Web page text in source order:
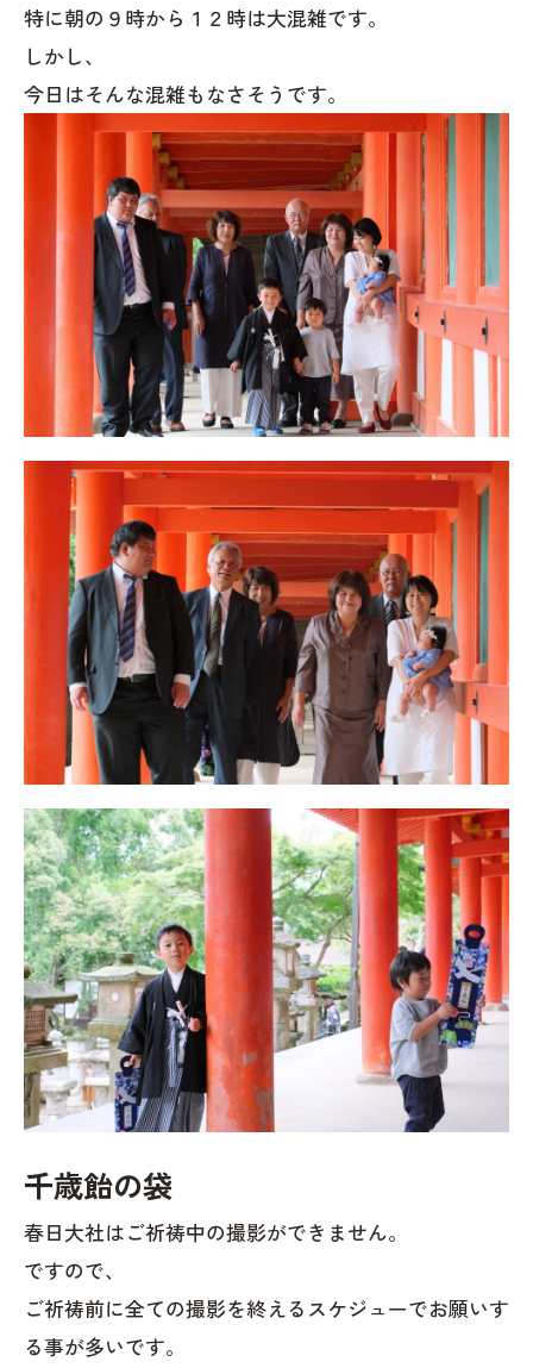
特に朝の９時から１２時は大混雑です。
しかし、
今日はそんな混雑もなさそうです。
千歳飴の袋
春日大社はご祈祷中の撮影ができません。
ですので、
ご祈祷前に全ての撮影を終えるスケジューでお願いす
る事が多いです。